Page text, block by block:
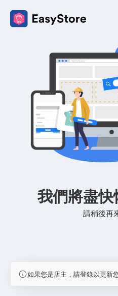
我們將盡快
請稍後再
如果您是店主，請登錄以更新